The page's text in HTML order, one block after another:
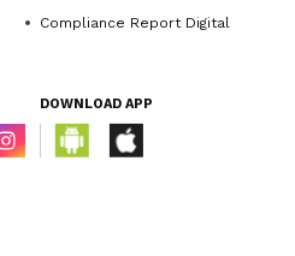
Compliance Report Digital
DOWNLOAD APP